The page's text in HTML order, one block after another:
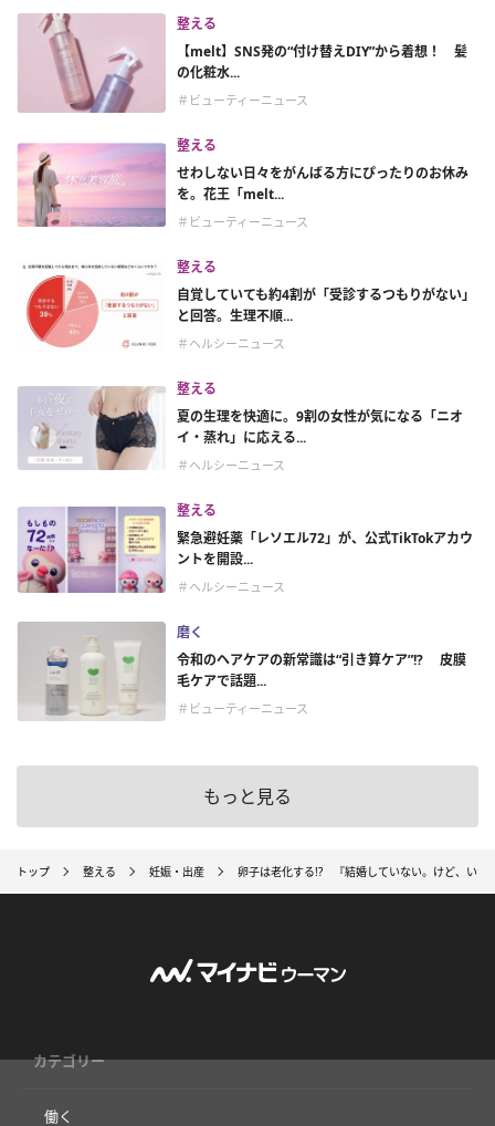
整える
【melt】SNS発の“付け替えDIY”から着想！ 髪
の化粧水...
＃ビューティーニュース
整える
せわしない日々をがんばる方にぴったりのお休み
を。花王「melt...
＃ビューティーニュース
整える
自覚していても約4割が「受診するつもりがない」
と回答。生理不順...
＃ヘルシーニュース
整える
夏の生理を快適に。9割の女性が気になる「ニオ
イ・蒸れ」に応える...
＃ヘルシーニュース
整える
緊急避妊薬「レソエル72」が、公式TikTokアカウ
ントを開設...
＃ヘルシーニュース
磨く
令和のヘアケアの新常識は“引き算ケア”!? 皮膜
毛ケアで話題...
＃ビューティーニュース
もっと見る
トップ 整える 妊娠・出産 卵子は老化する!? 『結婚していない。けど、いつ
カテゴリー
働く